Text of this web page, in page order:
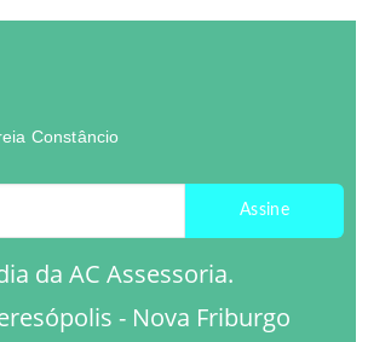
Constâncio
Assine
da AC Assessoria.
- Nova Friburgo